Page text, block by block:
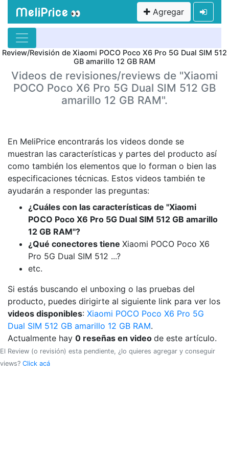
MeliPrice 👀 Agregar
Review/Revisión de Xiaomi POCO Poco X6 Pro 5G Dual SIM 512
GB amarillo 12 GB RAM
Videos de revisiones/reviews de "Xiaomi
POCO Poco X6 Pro 5G Dual SIM 512 GB
amarillo 12 GB RAM".
En MeliPrice encontrarás los videos donde se
muestran las características y partes del producto así
como también los elementos que lo forman o bien las
especificaciones técnicas. Estos videos también te
ayudarán a responder las preguntas:
¿Cuáles con las características de "Xiaomi
POCO Poco X6 Pro 5G Dual SIM 512 GB amarillo
12 GB RAM"?
¿Qué conectores tiene Xiaomi POCO Poco X6
Pro 5G Dual SIM 512 ...?
etc.
Si estás buscando el unboxing o las pruebas del
producto, puedes dirigirte al siguiente link para ver los
videos disponibles: Xiaomi POCO Poco X6 Pro 5G
Dual SIM 512 GB amarillo 12 GB RAM.
Actualmente hay 0 reseñas en video de este artículo.
El Review (o revisión) esta pendiente, ¿lo quieres agregar y conseguir
views? Click acá